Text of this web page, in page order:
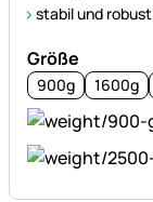
stabil und robust
Größe
900g 1600g